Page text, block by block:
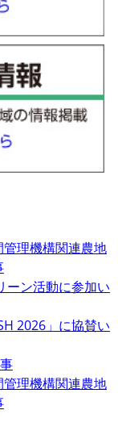
管理機構関連農地
ーン活動に参加い
2026」に協賛い
管理機構関連農地